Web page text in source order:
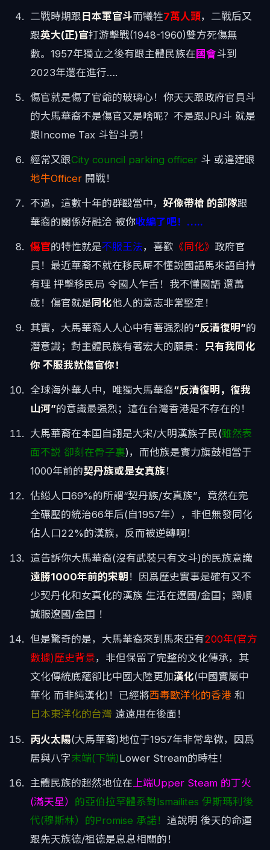
二戰時期跟日本軍官斗而犧牲7萬人頭，二戰后又
跟英大(正)官打游擊戰(1948-1960)雙方死傷無
數。1957年獨立之後有跟主體民族在國會斗到
2023年還在進行….
傷官就是傷了官爺的玻璃心！你天天跟政府官員斗
的大馬華裔不是傷官又是啥呢？不是跟JPJ斗 就是
跟Income Tax 斗智斗勇！
經常又跟City council parking officer 斗 或違建跟
地牛Officer 開戰！
不過，這數十年的群毆當中，好像帶槍 的部隊跟
華裔的關係好融洽 被你收編了吧！…..
傷官的特性就是不服王法，喜歡 《同化》 政府官
員！最近華裔不就在移民厛不懂說國語馬來語自持
有理 抨擊移民局 令國人乍舌！我不懂國語 還萬
歲！傷官就是 同化他人的意志非常堅定！
其實，大馬華裔人人心中有著强烈的“反清復明”的
潛意識；對主體民族有著宏大的願景： 只有我同化
你 不服我就傷官你！
全球海外華人中，唯獨大馬華裔“反清復明，復我
山河”的意識最强烈；這在台灣香港是不存在的！
大馬華裔在本囯自詡是大宋/大明漢族子民(雖然表
面不説 卻刻在骨子裏)，而他族是實力旗鼓相當于
1000年前的契丹族或是女真族！
佔縂人口69%的所謂“契丹族/女真族”，竟然在完
全碾壓的統治66年后(自1957年），非但無發同化
佔人口22%的漢族，反而被逆轉啊！
這告訴你大馬華裔(沒有武裝只有文斗)的民族意識
遠勝1000年前的宋朝 ！因爲歷史實事是確有又不
少契丹化和女真化的漢族 生活在遼國/金囯；歸順
誠服遼國/金囯 ！
但是驚奇的是，大馬華裔來到馬來亞有200年(官方
數據)歷史背景，非但保留了完整的文化傳承，其
文化傳統底蘊卻比中國大陸更加漢化(中國實屬中
華化 而非純漢化)！已經將西毒歐洋化的香港 和
日本東洋化的台灣 遠遠甩在後面！
丙火太陽(大馬華裔)地位于1957年非常卑微，因爲
居與八字末端(下端)Lower Stream的時柱！
主體民族的超然地位在 上端Upper Steam 的丁火
(滿天星） 的亞伯拉罕體系對Ismailites 伊斯瑪利後
代(穆斯林）的Promise 承諾！ 這說明 後天的命運
跟先天族德/祖德是息息相關的！